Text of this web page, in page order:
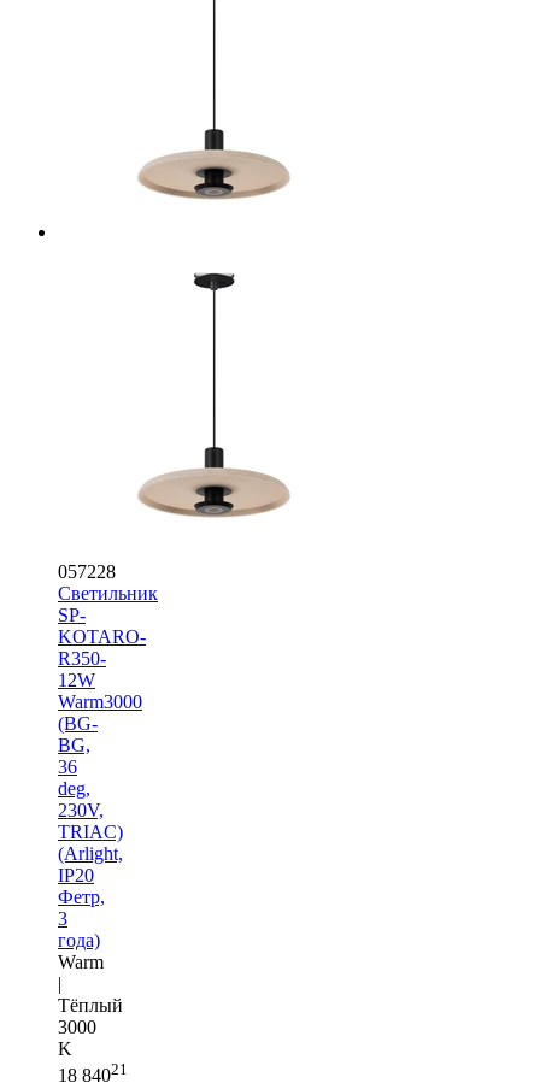
057228
Светильник
SP-
KOTARO-
R350-
12W
Warm3000
(BG-
BG,
36
deg,
230V,
TRIAC)
(Arlight,
IP20
Фетр,
3
года)
Warm
|
Тёплый
3000
K
18 84021